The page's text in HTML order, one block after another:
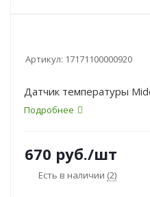
Артикул: 17171100000920
Датчик температуры
Подробнее
670 руб./шт
Есть в наличии (2)